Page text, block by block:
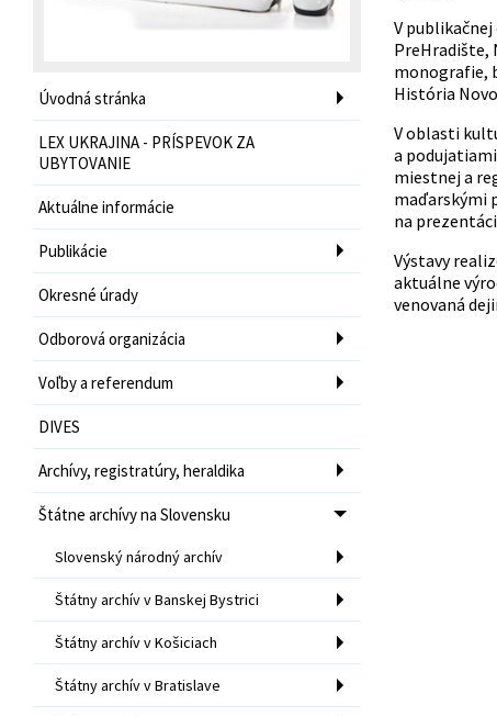
Úvodná stránka
LEX UKRAJINA - PRÍSPEVOK ZA
UBYTOVANIE
Aktuálne informácie
Publikácie
Okresné úrady
Odborová organizácia
Voľby a referendum
DIVES
Archívy, registratúry, heraldika
Štátne archívy na Slovensku
Slovenský národný archív
Štátny archív v Banskej Bystrici
Štátny archív v Košiciach
Štátny archív v Bratislave
V
PreHradište,
monografie,
História
V oblasti
a
miestnej a
maďarskými
na
Výstavy
aktuálne
venovaná